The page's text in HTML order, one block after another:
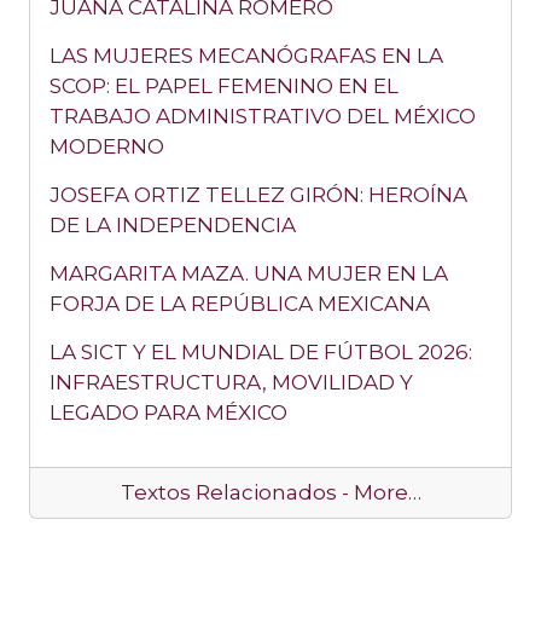
JUANA CATALINA ROMERO
LAS MUJERES MECANÓGRAFAS EN LA
SCOP: EL PAPEL FEMENINO EN EL
TRABAJO ADMINISTRATIVO DEL MÉXICO
MODERNO
JOSEFA ORTIZ TELLEZ GIRÓN: HEROÍNA
DE LA INDEPENDENCIA
MARGARITA MAZA. UNA MUJER EN LA
FORJA DE LA REPÚBLICA MEXICANA
LA SICT Y EL MUNDIAL DE FÚTBOL 2026:
INFRAESTRUCTURA, MOVILIDAD Y
LEGADO PARA MÉXICO
Textos Relacionados - More…